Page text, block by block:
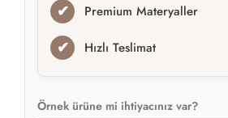
✔ Premium Materyaller
✔ Hızlı Teslimat
Örnek ürüne mi ihtiyacınız var?